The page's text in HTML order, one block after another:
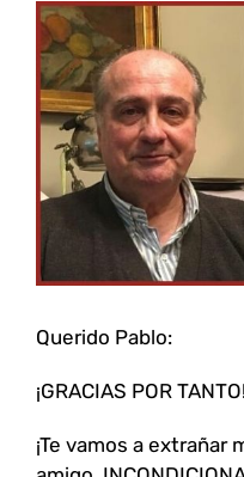
Ver
imagen
más
grande
Querido Pablo:
¡GRACIAS POR TANTO!
¡Te vamos a extrañar